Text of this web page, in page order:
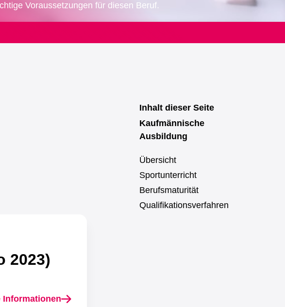
Voraussetzungen für diesen Beruf.
Inhalt dieser Seite
Kaufmännische
Ausbildung
Übersicht
Sportunterricht
Berufsmaturität
Qualifikationsverfahren
2023)
Informationen